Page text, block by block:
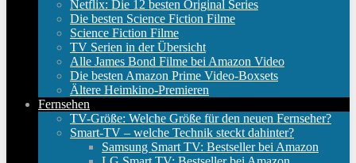
Netflix: Die 12 besten Original Series
Die besten Science Fiction Filme
Science Fiction Filme
TV Serien in der Übersicht
Alle James Bond Filme bei Amazon Video
Die besten Amazon Prime Video-Boxsets
Ältere Heimkino-Premieren
Fernsehen
TV-Größe: Welche Größe für den neuen Fernseher?
Smart-TV – welche Technik steckt dahinter?
Samsung Smart TV: Bestseller bei Amazon